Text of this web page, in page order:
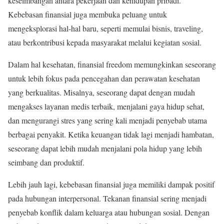
Kebebasan finansial juga membuka peluang untuk
mengeksplorasi hal-hal baru, seperti memulai bisnis, traveling,
atau berkontribusi kepada masyarakat melalui kegiatan sosial.
Dalam hal kesehatan, finansial freedom memungkinkan seseorang
untuk lebih fokus pada pencegahan dan perawatan kesehatan
yang berkualitas. Misalnya, seseorang dapat dengan mudah
mengakses layanan medis terbaik, menjalani gaya hidup sehat,
dan mengurangi stres yang sering kali menjadi penyebab utama
berbagai penyakit. Ketika keuangan tidak lagi menjadi hambatan,
seseorang dapat lebih mudah menjalani pola hidup yang lebih
seimbang dan produktif.
Lebih jauh lagi, kebebasan finansial juga memiliki dampak positif
pada hubungan interpersonal. Tekanan finansial sering menjadi
penyebab konflik dalam keluarga atau hubungan sosial. Dengan